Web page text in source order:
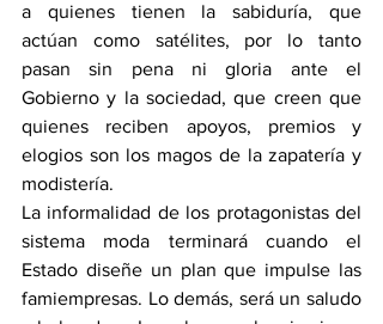
a quienes tienen la sabiduría, que
actúan como satélites, por lo tanto
pasan sin pena ni gloria ante el
Gobierno y la sociedad, que creen que
quienes reciben apoyos, premios y
elogios son los magos de la zapatería y
modistería.
La informalidad de los protagonistas del
sistema moda terminará cuando el
Estado diseñe un plan que impulse las
famiempresas. Lo demás, será un saludo